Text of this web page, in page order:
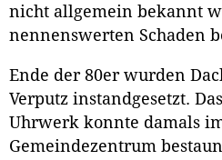
nicht allgemein bekannt
nennenswerten Schaden
Ende der 80er wurden
Verputz instandgesetzt.
Uhrwerk konnte damals
Gemeindezentrum